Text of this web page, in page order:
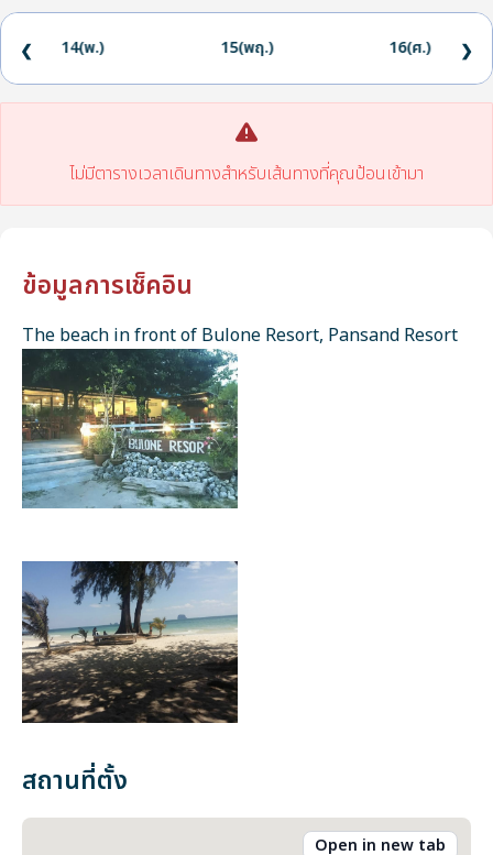
14(พ.) 15(พฤ.) 16(ศ.)
❮ ❯
ไม่มีตารางเวลาเดินทางสำหรับเส้นทางที่คุณป้อนเข้ามา
ข้อมูลการเช็คอิน
The beach in front of Bulone Resort, Pansand Resort
สถานที่ตั้ง
Open in new tab